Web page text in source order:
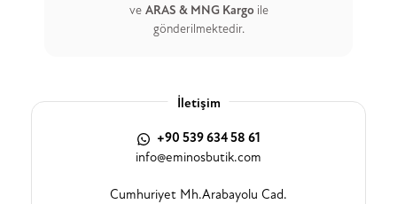
ve ARAS & MNG Kargo ile
gönderilmektedir.
İletişim
+90 539 634 58 61
info@eminosbutik.com
Cumhuriyet Mh.Arabayolu Cad.